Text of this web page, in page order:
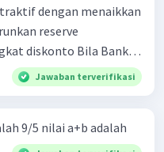
dengan menaikkan
reserve
Bila Bank
paribus maka .... a.
beredar (penawaran
bawah ke kanan atas
Jawaban terverifikasi
9/5 nilai a+b adalah